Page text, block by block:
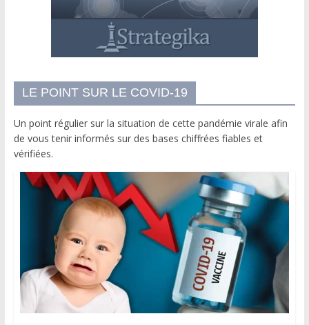
LE POINT SUR LE COVID-19
Un point régulier sur la situation de cette pandémie virale afin
de vous tenir informés sur des bases chiffrées fiables et
vérifiées.